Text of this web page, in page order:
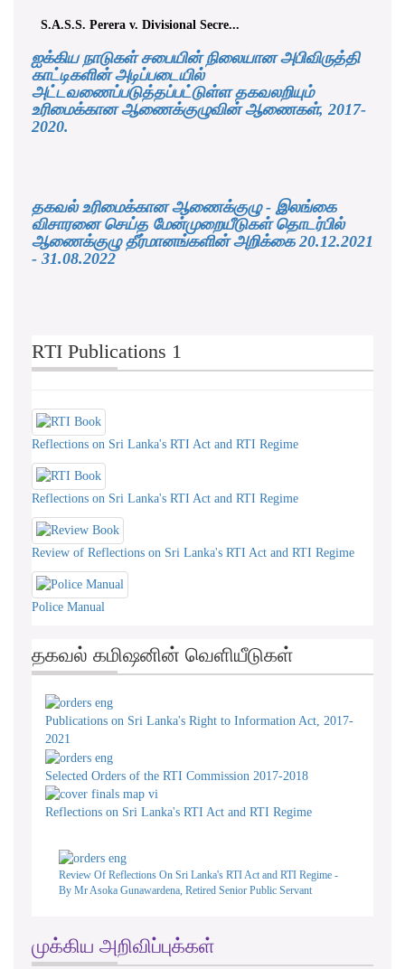
S.A.S.S. Perera v. Divisional Secre...
ஐக்கிய நாடுகள் சபையின் நிலையான அபிவிருத்தி
காட்டிகளின் அடிப்படையில்
அட்டவணைப்படுத்தப்பட்டுள்ள தகவலறியும்
உரிமைக்கான ஆணைக்குழுவின் ஆணைகள், 2017-
2020.
தகவல் உரிமைக்கான ஆணைக்குழு - இலங்கை
விசாரனை செய்த மேன்முறையீடுகள் தொடர்பில்
ஆணைக்குழு தீர்மானங்களின் அறிக்கை 20.12.2021
- 31.08.2022
RTI Publications 1
Reflections on Sri Lanka's RTI Act and RTI Regime
Reflections on Sri Lanka's RTI Act and RTI Regime
Review of Reflections on Sri Lanka's RTI Act and RTI Regime
Police Manual
தகவல் கமிஷனின் வெளியீடுகள்
Publications on Sri Lanka's Right to Information Act, 2017-
2021
Selected Orders of the RTI Commission 2017-2018
Reflections on Sri Lanka's RTI Act and RTI Regime
Review Of Reflections On Sri Lanka's RTI Act and RTI Regime -
By Mr Asoka Gunawardena, Retired Senior Public Servant
முக்கிய அறிவிப்புக்கள்